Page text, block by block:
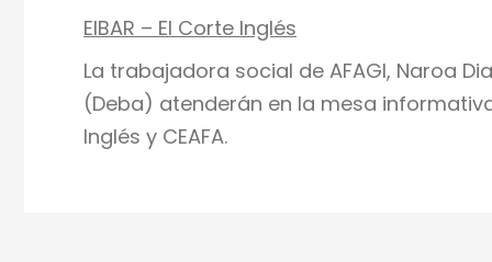
EIBAR – El Corte Inglés
La trabajadora social de AFAGI, Naroa
(Deba) atenderán en la mesa
Inglés y CEAFA.